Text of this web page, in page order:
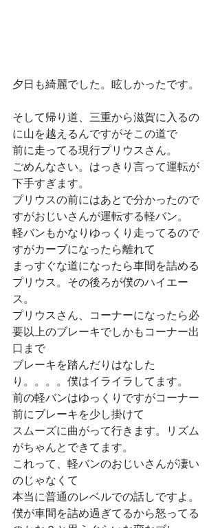
夕日も綺麗でした。眩しかったです。
そして帰り道、三重から滋賀に入るの
に山を越えるんですがそこの道で
前に走ってる現行プリウスさん。
ごめんなさい。はっきり言って運転が
下手すぎます。
プリウスの前にはあとで分かったので
すがおじいさんが運転する軽バン。
軽バンもかなりゆっくり走ってるので
すがカーブになったら離れて
まっすぐな道になったら車間を詰める
プリウス。その後ろが僕のハイエー
ス。
プリウスさん、コーナーになったら必
要以上のブレーキでしかもコーナー出
口まで
ブレーキを踏んだりはなした
り。。。。僕はイライラしてます。
前の軽バンはゆっくりですがコーナー
前にブレーキを少し掛けて
スムーズに曲がって行きます。リズム
がちゃんとできてます。
これって、軽バンのおじいさんが凄い
のじゃなくて
本当に普通のレベルでの話しですよ。
僕が車間を詰め過ぎてるから怒ってる